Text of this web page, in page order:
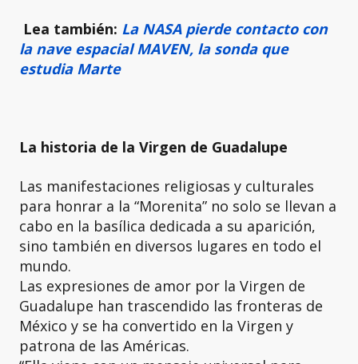
Lea también: La NASA pierde contacto con
la nave espacial MAVEN, la sonda que
estudia Marte
La historia de la Virgen de Guadalupe
Las manifestaciones religiosas y culturales
para honrar a la “Morenita” no solo se llevan a
cabo en la basílica dedicada a su aparición,
sino también en diversos lugares en todo el
mundo.
Las expresiones de amor por la Virgen de
Guadalupe han trascendido las fronteras de
México y se ha convertido en la Virgen y
patrona de las Américas.